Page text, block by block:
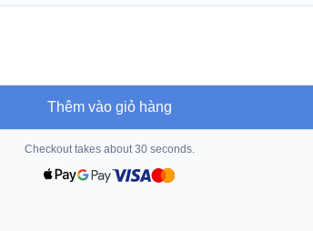
Thêm vào giỏ hàng
Checkout takes about 30 seconds.